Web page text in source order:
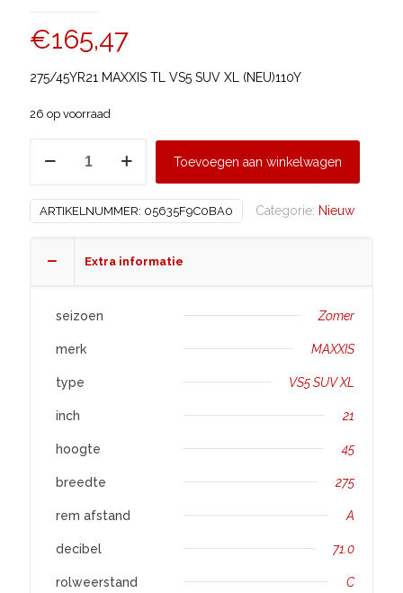
€165,47
275/45YR21 MAXXIS TL VS5 SUV XL (NEU)110Y
26 op voorraad
VS5
Toevoegen aan winkelwagen
ARTIKELNUMMER: 05635F9C0BA0 Categorie: Nieuw
Extra informatie
seizoen Zomer
merk MAXXIS
type VS5 SUV XL
inch 21
hoogte 45
breedte 275
rem afstand A
decibel 71.0
rolweerstand C